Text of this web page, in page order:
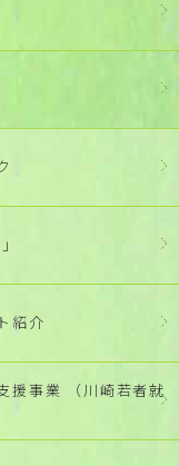
紹介
援事業 （川崎若者就